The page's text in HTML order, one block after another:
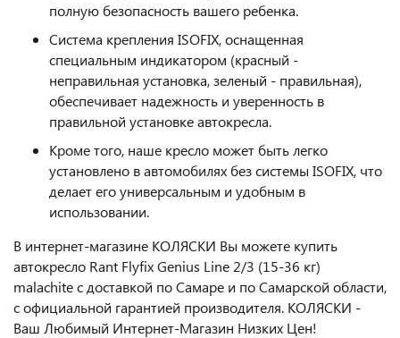
полную безопасность вашего ребенка.
Система крепления ISOFIX, оснащенная
специальным индикатором (красный -
неправильная установка, зеленый - правильная),
обеспечивает надежность и уверенность в
правильной установке автокресла.
Кроме того, наше кресло может быть легко
установлено в автомобилях без системы ISOFIX, что
делает его универсальным и удобным в
использовании.
В интернет-магазине КОЛЯСКИ Вы можете купить
автокресло Rant Flyfix Genius Line 2/3 (15-36 кг)
malachiteс доставкой по Самаре и по Самарской области,
с официальной гарантией производителя. КОЛЯСКИ -
Ваш Любимый Интернет-Магазин Низких Цен!